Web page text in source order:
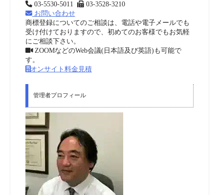
03-5530-5011
03-3528-3210
お問い合わせ
商標登録についてのご相談は、電話や電子メールでも
受け付けておりますので、初めてのお客様でもお気軽
にご相談下さい。
ZOOMなどのWeb会議(日本語及び英語)も可能で
す。
オンサイト料金見積
管理者プロフィール